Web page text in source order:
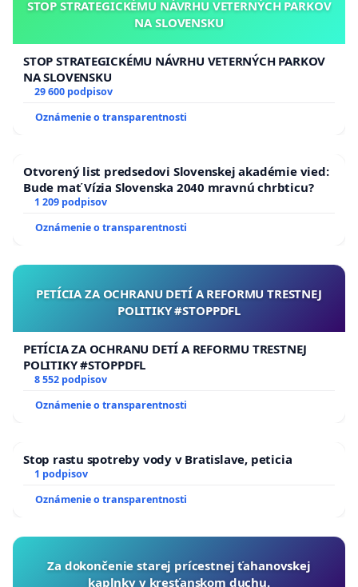
STOP STRATEGICKÉMU NÁVRHU VETERNÝCH PARKOV
NA SLOVENSKU
STOP STRATEGICKÉMU NÁVRHU VETERNÝCH PARKOV
NA SLOVENSKU
29 600 podpisov
Oznámenie o transparentnosti
Otvorený list predsedovi Slovenskej akadémie vied:
Bude mať Vízia Slovenska 2040 mravnú chrbticu?
1 209 podpisov
Oznámenie o transparentnosti
PETÍCIA ZA OCHRANU DETÍ A REFORMU TRESTNEJ
POLITIKY #STOPPDFL
PETÍCIA ZA OCHRANU DETÍ A REFORMU TRESTNEJ
POLITIKY #STOPPDFL
8 552 podpisov
Oznámenie o transparentnosti
Stop rastu spotreby vody v Bratislave, peticia
1 podpisov
Oznámenie o transparentnosti
Za dokončenie starej prícestnej ťahanovskej
kaplnky v kresťanskom duchu.